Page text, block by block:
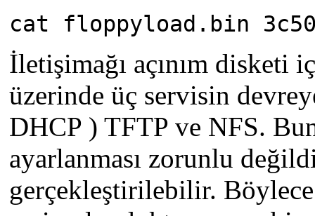
cat floppyload.bin
İletişimağı açınım disketi
üzerinde üç servisin
DHCP ) TFTP ve NFS.
ayarlanması zorunlu
gerçekleştirilebilir. Böylece